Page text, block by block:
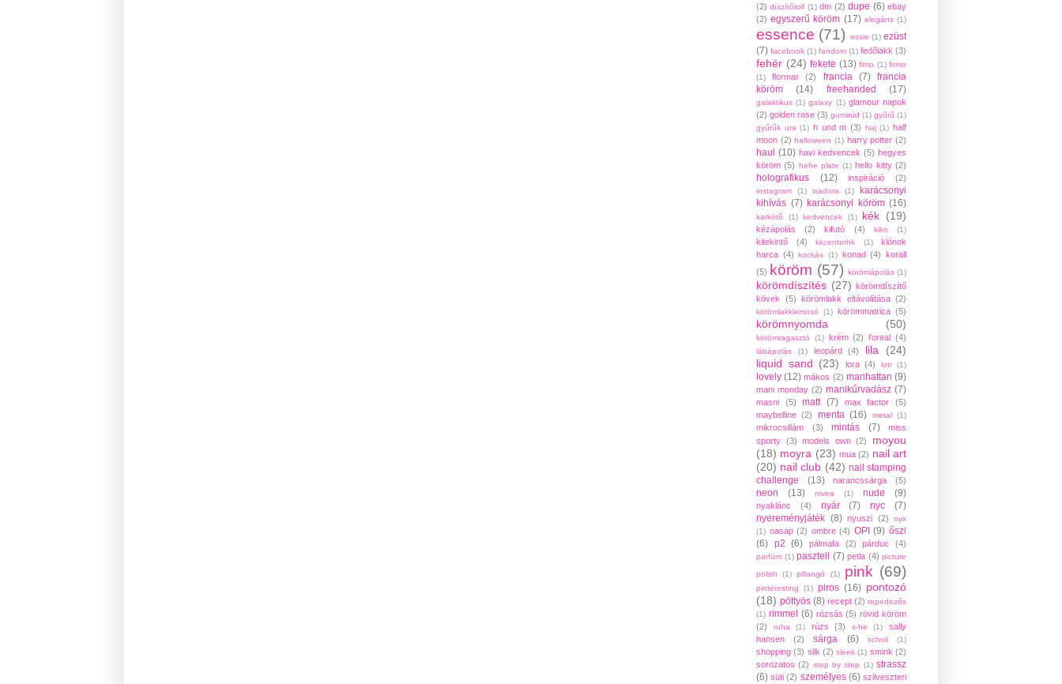
(2) díszítőtoll (1) dm (2) dupe (6) ebay
(2) egyszerű köröm (17) elegáns (1)
essence (71) essie (1) ezüst
(7) facebook (1) fandom (1) fedőlakk (3)
fehér (24) fekete (13) fimo (1) firmo
(1)
flormar (2) francia (7) francia
köröm
(14) freehanded (17)
galaktikus (1) galaxy (1) glamour napok
(2) golden rose (3) gumirúd (1) gyűrű (1)
gyűrűk ura (1) h und m (3) haj (1) half
moon (2) halloween (1) harry potter (2)
haul (10) havi kedvencek (5) hegyes
köröm (5) hehe plate (1) hello kitty (2)
holografikus (12) inspiráció (2)
instagram (1) isadora (1)
karácsonyi
kihívás (7) karácsonyi köröm (16)
karkötő (1) kedvencek (1) kék (19)
kézápolás (2) kifutó (4) kiko (1)
kitekintő (4) kkcenterhk (1)
klónok
harca (4) kockás (1) konad (4) korall
(5) köröm (57) körömápolás (1)
körömdíszítés (27) körömdíszítő
kövek
(5) körömlakk eltávolítása (2)
körömlakklemosó (1) körömmatrica (5)
körömnyomda (50)
körömragasztó (1) krém (2) l'oreal (4)
lábápolás (1) leopárd (4) lila
(24)
liquid sand (23) lora (4) lotr (1)
lovely (12) mákos (2) manhattan (9)
mani monday (2) manikűrvadász (7)
masni (5) matt (7) max factor
(5)
maybelline (2) menta (16) metal (1)
mikrocsillám (3) mintás (7)
miss
sporty (3) models own (2)
moyou
(18) moyra (23) mua (2) nail art
(20) nail club (42) nail stamping
challenge
(13) narancssárga (5)
neon (13) nivea (1) nude (9)
nyaklánc (4) nyár (7) nyc
(7)
nyereményjáték (8) nyuszi (2)
nyx
(1) oasap (2) ombre (4) OPI (9) őszi
(6) p2 (6) pálmafa (2) párduc (4)
parfüm (1) pasztell (7) petla (4) picture
polish
(1) pillangó (1) pink (69)
pinteresting (1) piros (16) pontozó
(18) pöttyös (8) recept (2) repedezős
(1) rimmel (6) rózsás (5) rövid köröm
(2)
ruha (1) rúzs (3) s-he (1)
sally
hansen
(2) sárga (6) scholl (1)
shopping (3) silk (2) sleek (1) smink (2)
sorozatos (2) step by step (1) strassz
(6) süti (2) személyes (6) szilveszteri